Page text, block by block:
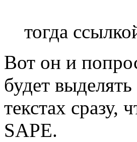
тогда
Вот он и
будет
текстах
SAPE.